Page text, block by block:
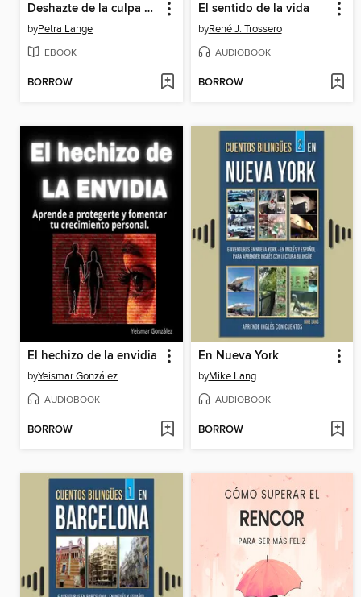
Deshazte de la culpa Cómo liberarte eficazmente de la culpa y la duda en 9 pasos y perdonarte a ti mismo
byPetra Lange
EBOOK
BORROW
El sentido de la vida
byRené J. Trossero
AUDIOBOOK
BORROW
El hechizo de la envidia
byYeismar González
AUDIOBOOK
BORROW
En Nueva York
byMike Lang
AUDIOBOOK
BORROW